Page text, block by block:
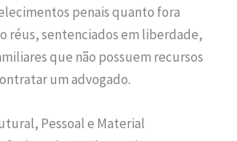
penais quanto fora
réus, sentenciados em liberdade,
que não possuem recursos
um advogado.
Pessoal e Material